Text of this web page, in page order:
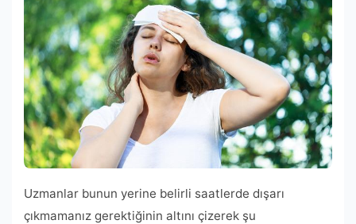
Uzmanlar bunun yerine belirli saatlerde dışarı
çıkmamanız gerektiğinin altını çizerek şu